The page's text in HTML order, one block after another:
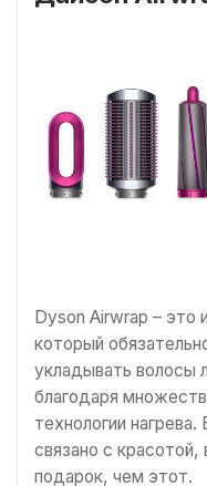
Dyson Airwrap – это
который
укладывать волосы
благодаря
технологии
связано с
подарок, чем этот.